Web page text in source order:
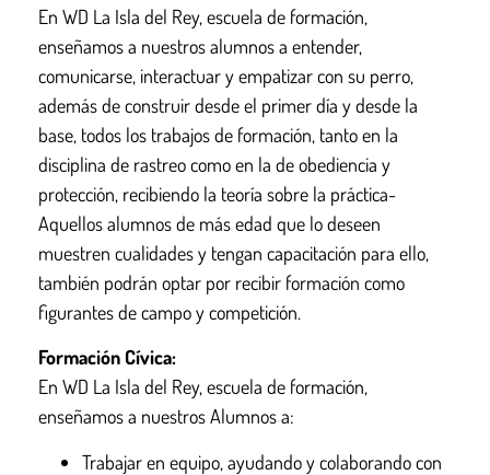
En WD La Isla del Rey, escuela de formación,
enseñamos a nuestros alumnos a entender,
comunicarse, interactuar y empatizar con su perro,
además de construir desde el primer día y desde la
base, todos los trabajos de formación, tanto en la
disciplina de rastreo como en la de obediencia y
protección, recibiendo la teoría sobre la práctica-
Aquellos alumnos de más edad que lo deseen
muestren cualidades y tengan capacitación para ello,
también podrán optar por recibir formación como
figurantes de campo y competición.
Formación Cívica:
En WD La Isla del Rey, escuela de formación,
enseñamos a nuestros Alumnos a:
Trabajar en equipo, ayudando y colaborando con